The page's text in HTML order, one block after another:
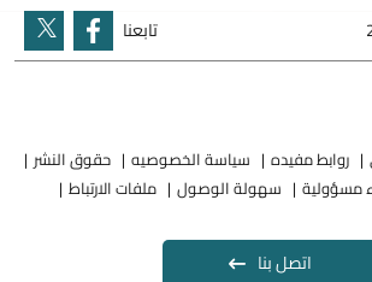
تابعنا
روابط مفيده سياسة الخصوصيه
حقوق النشر
مسؤولية سهولة الوصول ملفات الارتباط
اتصل بنا